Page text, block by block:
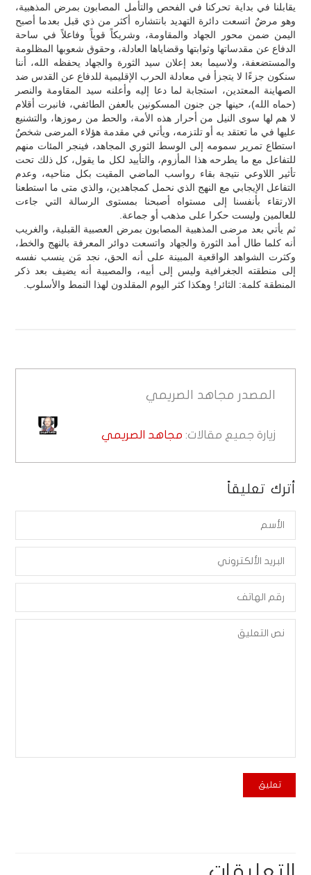
يقابلنا في بداية تحركنا في الفحص والتأمل المصابون بمرض المذهبية،
وهو مرضٌ اتسعت دائرة التهديد بانتشاره أكثر من ذي قبل بعدما أصبح
اليمن ضمن محور الجهاد والمقاومة، وشريكاً قوياً وفاعلاً في ساحة
الدفاع عن مقدساتها وثوابتها وقضاياها العادلة، وحقوق شعوبها المظلومة
والمستضعفة، ولاسيما بعد إعلان سيد الثورة والجهاد يحفظه الله، أننا
سنكون جزءًا لا يتجزأ في معادلة الحرب الإقليمية للدفاع عن القدس ضد
الصهاينة المعتدين، استجابة لما دعا إليه وأعلنه سيد المقاومة والنصر
(حماه الله)، حينها جن جنون المسكونين بالعفن الطائفي، فانبرت أقلام
لا هم لها سوى النيل من أحرار هذه الأمة، والحط من رموزها، والتشنيع
عليها في ما تعتقد به أو تلتزمه، ويأتي في مقدمة هؤلاء المرضى شخصٌ
استطاع تمرير سمومه إلى الوسط الثوري المجاهد، فينجر المئات منهم
للتفاعل مع ما يطرحه هذا المأزوم، والتأييد لكل ما يقول، كل ذلك تحت
تأثير اللاوعي نتيجة بقاء رواسب الماضي المقيت بكل مناحيه، وعدم
التفاعل الإيجابي مع النهج الذي نحمل كمجاهدين، والذي متى ما استطعنا
الارتقاء بأنفسنا إلى مستواه أصبحنا بمستوى الرسالة التي جاءت
للعالمين وليست حكرا على مذهب أو جماعة.
ثم يأتي بعد مرضى المذهبية المصابون بمرض العصبية القبلية، والغريب
أنه كلما طال أمد الثورة والجهاد واتسعت دوائر المعرفة بالنهج والخط،
وكثرت الشواهد الواقعية المبينة على أنه الحق، نجد مَن ينسب نفسه
إلى منطقته الجغرافية وليس إلى أبيه، والمصيبة أنه يضيف بعد ذكر
المنطقة كلمة: الثائر! وهكذا كثر اليوم المقلدون لهذا النمط والأسلوب.
المصدر مجاهد الصريمي
زيارة جميع مقالات: مجاهد الصريمي
أترك تعليقاً